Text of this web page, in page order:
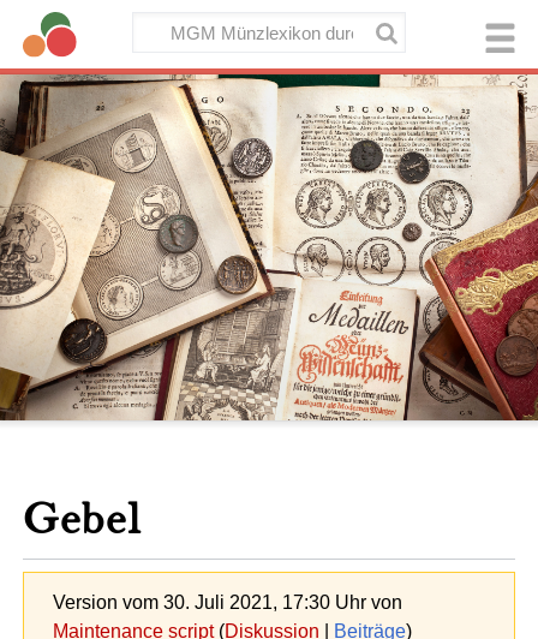
Gebel
Version vom 30. Juli 2021, 17:30 Uhr von
Maintenance script (Diskussion | Beiträge)